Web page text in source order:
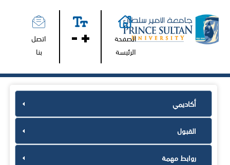
الصفحة
الرئيسة
اتصل
بنا
أكاديمي
القبول
روابط مهمة